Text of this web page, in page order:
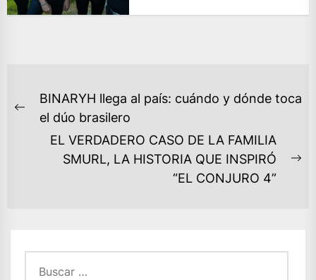
NAVEGACIÓN
DE
ENTRADAS
Previous
BINARYH llega al país: cuándo y dónde toca
el dúo brasilero
EL VERDADERO CASO DE LA FAMILIA
SMURL, LA HISTORIA QUE INSPIRÓ
“EL CONJURO 4”